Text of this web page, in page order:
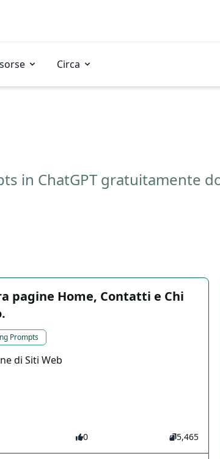
Circa
in ChatGPT gratuitamente
pagine Home, Contatti e Chi
Prompts
di Siti Web
0 5,465